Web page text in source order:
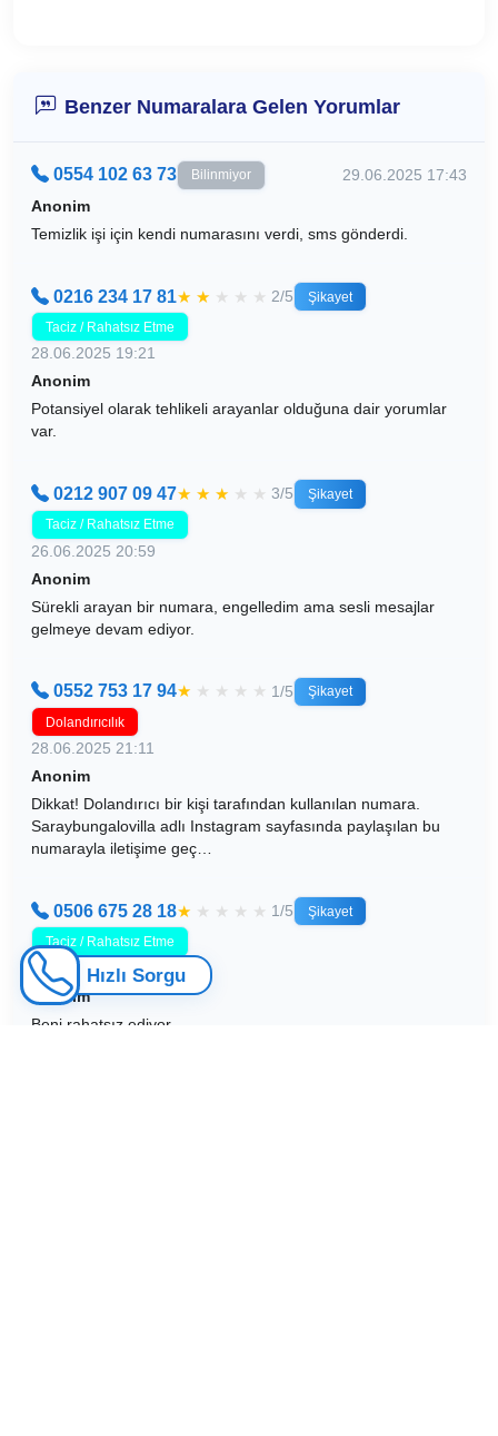
Benzer Numaralara Gelen Yorumlar
0554 102 63 73 Bilinmiyor
29.06.2025 17:43
Anonim
Temizlik işi için kendi numarasını verdi, sms gönderdi.
0216 234 17 81★ ★ ★ ★ ★ 2/5
Şikayet
Taciz / Rahatsız Etme
28.06.2025 19:21
Anonim
Potansiyel olarak tehlikeli arayanlar olduğuna dair yorumlar
var.
0212 907 09 47★ ★ ★ ★ ★ 3/5
Şikayet
Taciz / Rahatsız Etme
26.06.2025 20:59
Anonim
Sürekli arayan bir numara, engelledim ama sesli mesajlar
gelmeye devam ediyor.
0552 753 17 94★ ★ ★ ★ ★ 1/5
Şikayet
Dolandırıcılık
28.06.2025 21:11
Anonim
Dikkat! Dolandırıcı bir kişi tarafından kullanılan numara.
Saraybungalovilla adlı Instagram sayfasında paylaşılan bu
numarayla iletişime geç…
0506 675 28 18★ ★ ★ ★ ★ 1/5
Şikayet
Taciz / Rahatsız Etme
29.06.2025 19:44
Anonim
Beni rahatsız ediyor.
Hızlı Sorgu